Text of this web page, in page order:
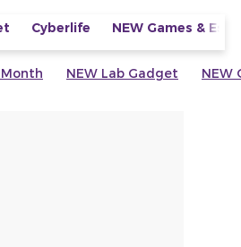
Cyberlife NEW Games &
NEW Lab Gadget NEW